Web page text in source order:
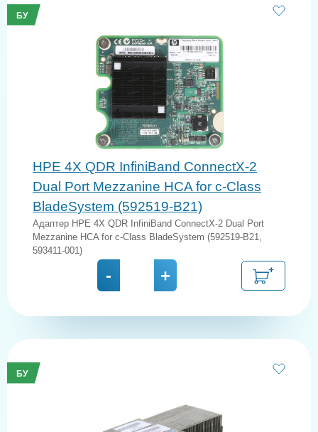
БУ
HPE 4X QDR InfiniBand ConnectX-2
Dual Port Mezzanine HCA for c-Class
BladeSystem (592519-B21)
Адаптер HPE 4X QDR InfiniBand ConnectX-2 Dual Port
Mezzanine HCA for c-Class BladeSystem (592519-B21,
593411-001)
- +
БУ